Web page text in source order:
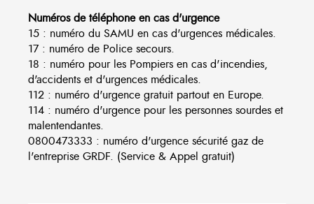
Numéros de téléphone en cas d'urgence
15 : numéro du SAMU en cas d'urgences médicales.
17 : numéro de Police secours.
18 : numéro pour les Pompiers en cas d'incendies,
d'accidents et d'urgences médicales.
112 : numéro d'urgence gratuit partout en Europe.
114 : numéro d'urgence pour les personnes sourdes et
malentendantes.
0800473333 : numéro d'urgence sécurité gaz de
l'entreprise GRDF. (Service & Appel gratuit)